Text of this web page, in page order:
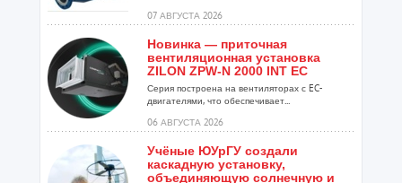
07 АВГУСТА 2026
Новинка — приточная
вентиляционная установка
ZILON ZPW-N 2000 INT EC
Серия построена на вентиляторах с EC-
двигателями, что обеспечивает...
06 АВГУСТА 2026
Учёные ЮУрГУ создали
каскадную установку,
объединяющую солнечную и